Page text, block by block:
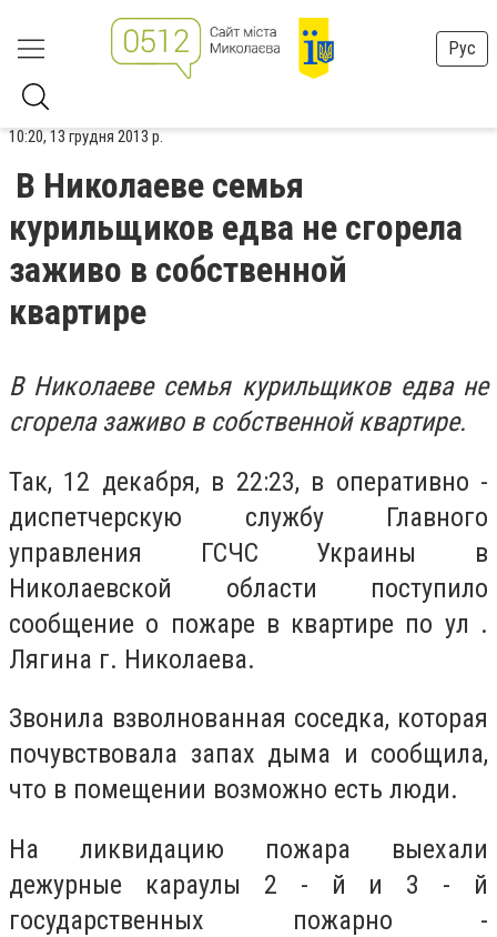
Рус
10:20, 13 грудня 2013 р.
В Николаеве семья
курильщиков едва не сгорела
заживо в собственной
квартире
В Николаеве семья курильщиков едва не
сгорела заживо в собственной квартире.
Так, 12 декабря, в 22:23, в оперативно -
диспетчерскую службу Главного
управления ГСЧС Украины в
Николаевской области поступило
сообщение о пожаре в квартире по ул .
Лягина г. Николаева.
Звонила взволнованная соседка, которая
почувствовала запах дыма и сообщила,
что в помещении возможно есть люди.
На ликвидацию пожара выехали
дежурные караулы 2 - й и 3 - й
государственных пожарно -